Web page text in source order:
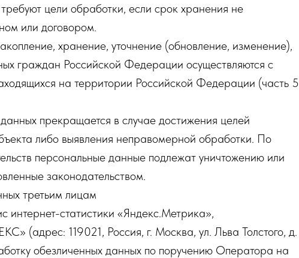
цели обработки, если срок хранения не
или договором.
хранение, уточнение (обновление, изменение),
граждан Российской Федерации осуществляются с
на территории Российской Федерации (часть 5
прекращается в случае достижения целей
либо выявления неправомерной обработки. По
персональные данные подлежат уничтожению или
законодательством.
третьим лицам
интернет-статистики «Яндекс.Метрика»,
(адрес: 119021, Россия, г. Москва, ул. Льва Толстого, д.
обезличенных данных по поручению Оператора на